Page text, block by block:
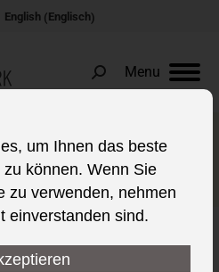
English(Englisch)
Menu
Search:
um Hilfe zu
um Ihnen das beste
können. Wenn Sie
zu verwenden, nehmen
einverstanden sind.